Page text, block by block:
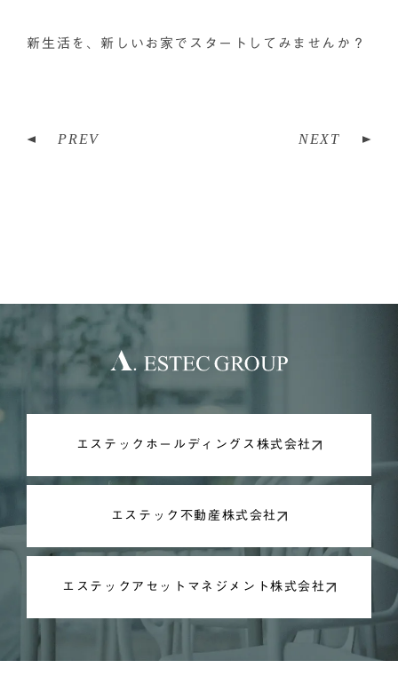
新生活を、新しいお家でスタートしてみませんか？
PREV NEXT
エステックホールディングス株式会社
エステック不動産株式会社
エステックアセットマネジメント株式会社